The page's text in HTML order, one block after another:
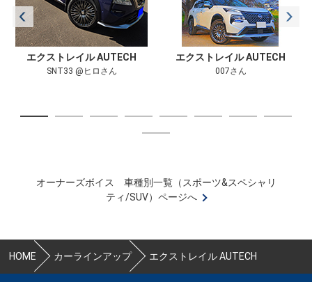
タマイズ株式会社 #日
産 #nissan #エクストレ
イル #オーテック #autec
h #sportsspec #スポーツ
スペック #suv #autechblu
ヤモンドブラック 2トーン
〈スクラッチシールド〉
(特別塗装色)【AUTECH専
用色】 ※オプション装着車
©日産モータースポーツ＆
エクストレイル AUTECH
SNT33 @ヒロさん
エクストレイル AUTECH
007さん
オーナーズボイス 車種別一覧（スポーツ&スペシャリ
ティ/SUV）ページへ
HOME カーラインアップ エクストレイル AUTECH